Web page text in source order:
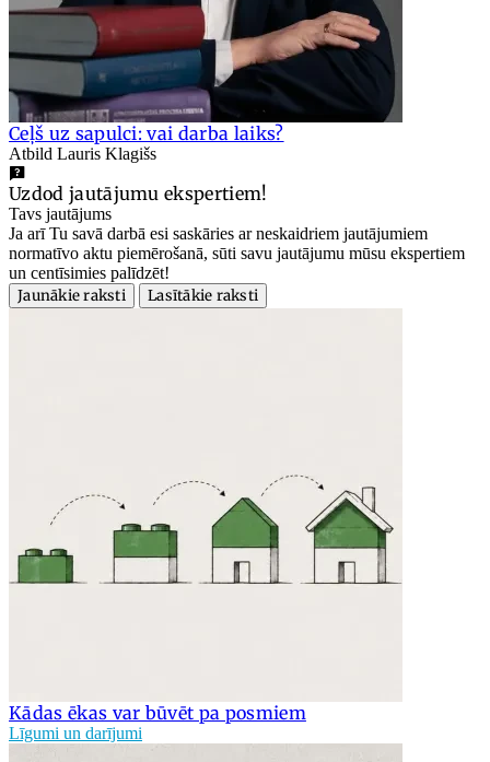
Ceļš uz sapulci: vai darba laiks?
Atbild Lauris Klagišs
Uzdod jautājumu ekspertiem!
Tavs jautājums
Ja arī Tu savā darbā esi saskāries ar neskaidriem jautājumiem
normatīvo aktu piemērošanā, sūti savu jautājumu mūsu ekspertiem
un centīsimies palīdzēt!
Jaunākie raksti
Lasītākie raksti
Kādas ēkas var būvēt pa posmiem
Līgumi un darījumi